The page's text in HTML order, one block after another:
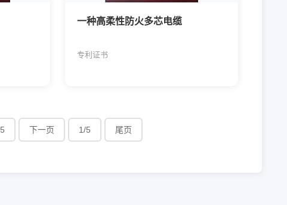
一种高柔性防火多芯电缆
专利证书
5 下一页 1/5 尾页